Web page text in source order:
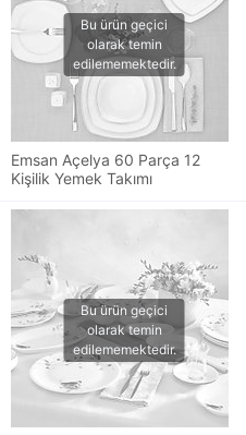
Emsan Açelya 60 Parça 12
Kişilik Yemek Takımı